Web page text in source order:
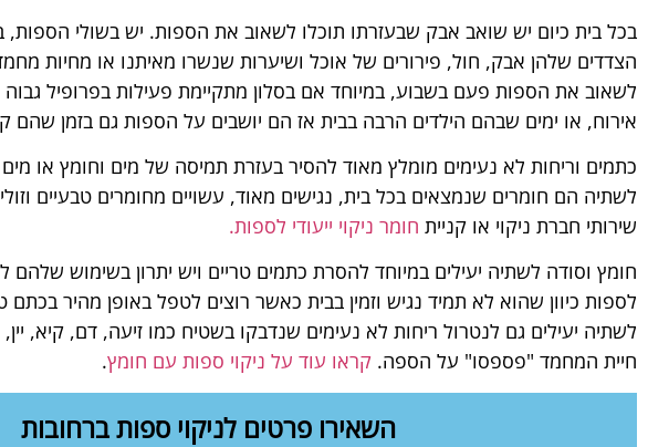
בכל בית כיום יש שואב אבק שבעזרתו תוכלו לשאוב את הספות. יש בשולי הספות,
הצדדים שלהן אבק, חול, פירורים של אוכל ושיערות שנשרו מאיתנו או מחיות
לשאוב את הספות פעם בשבוע, במיוחד אם בסלון מתקיימת פעילות בפרופיל
אירוח, או ימים שבהם הילדים הרבה בבית אז הם יושבים על הספות גם בזמן שהם
כתמים וריחות לא נעימים מומלץ מאוד להסיר בעזרת תמיסה של מים וחומץ או
לשתיה הם חומרים שנמצאים בכל בית, נגישים מאוד, עשויים מחומרים טבעיים
שירותי חברת ניקוי או קניית חומר ניקוי ייעודי לספות.
חומץ וסודה לשתיה יעילים במיוחד להסרת כתמים טריים ויש יתרון בשימוש שלהם
לספות כיוון שהוא לא תמיד נגיש וזמין בבית כאשר רוצים לטפל באופן מהיר בכתם
לשתיה יעילים גם לנטרול ריחות לא נעימים שנדבקו בשטיח כמו זיעה, דם, קיא,
חיית המחמד "פספסו" על הספה. קראו עוד על ניקוי ספות עם חומץ.
השאירו פרטים לניקוי ספות ברחובות